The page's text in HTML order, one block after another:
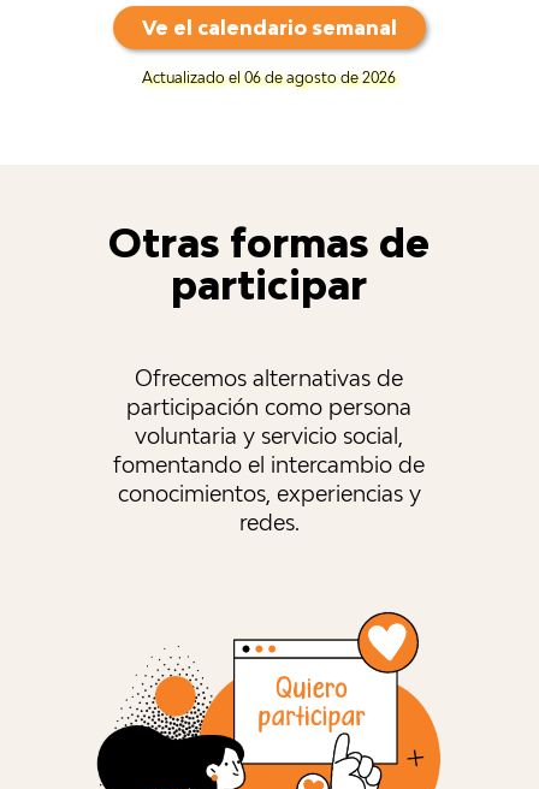
Ve el calendario semanal
Actualizado el 06 de agosto de 2026
Otras formas de
participar
Ofrecemos alternativas de
participación como persona
voluntaria y servicio social,
fomentando el intercambio de
conocimientos, experiencias y
redes.